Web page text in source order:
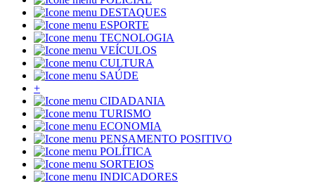
DESTAQUES
ESPORTE
TECNOLOGIA
VEÍCULOS
CULTURA
SAÚDE
+
CIDADANIA
TURISMO
ECONOMIA
PENSAMENTO POSITIVO
POLÍTICA
SORTEIOS
INDICADORES